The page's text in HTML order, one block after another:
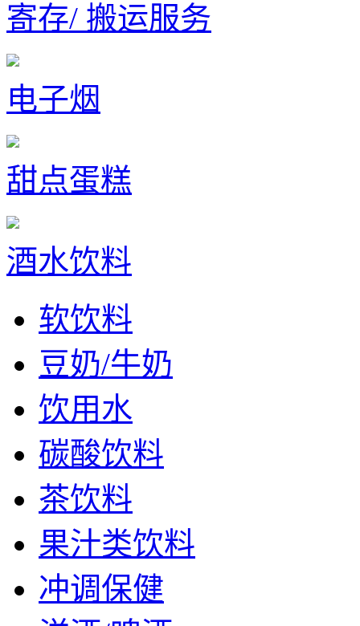
寄存/ 搬运服务
电子烟
甜点蛋糕
酒水饮料
软饮料
豆奶/牛奶
饮用水
碳酸饮料
茶饮料
果汁类饮料
冲调保健